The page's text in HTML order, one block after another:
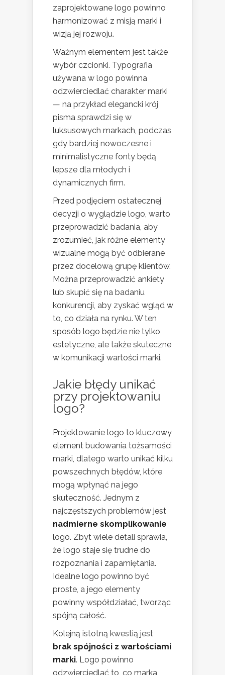
zaprojektowane logo powinno
harmonizować z misją marki i
wizją jej rozwoju.
Ważnym elementem jest także
wybór czcionki. Typografia
używana w logo powinna
odzwierciedlać charakter marki
— na przykład elegancki krój
pisma sprawdzi się w
luksusowych markach, podczas
gdy bardziej nowoczesne i
minimalistyczne fonty będą
lepsze dla młodych i
dynamicznych firm.
Przed podjęciem ostatecznej
decyzji o wyglądzie logo, warto
przeprowadzić badania, aby
zrozumieć, jak różne elementy
wizualne mogą być odbierane
przez docelową grupę klientów.
Można przeprowadzić ankiety
lub skupić się na badaniu
konkurencji, aby zyskać wgląd w
to, co działa na rynku. W ten
sposób logo będzie nie tylko
estetyczne, ale także skuteczne
w komunikacji wartości marki.
Jakie błędy unikać
przy projektowaniu
logo?
Projektowanie logo to kluczowy
element budowania tożsamości
marki, dlatego warto unikać kilku
powszechnych błędów, które
mogą wpłynąć na jego
skuteczność. Jednym z
najczęstszych problemów jest
nadmierne skomplikowanie
logo. Zbyt wiele detali sprawia,
że logo staje się trudne do
rozpoznania i zapamiętania.
Idealne logo powinno być
proste, a jego elementy
powinny współdziałać, tworząc
spójną całość.
Kolejną istotną kwestią jest
brak spójności z wartościami
marki. Logo powinno
odzwierciedlać to, co marka